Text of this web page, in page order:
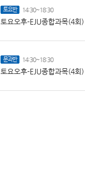
토요반 14:30~18:30
토요오후-EJU종합과목(4회
문과반 14:30~18:30
토요오후-EJU종합과목(4회